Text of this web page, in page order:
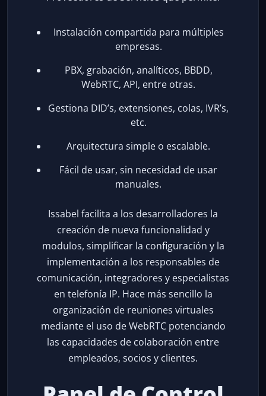
Instalación compartida para múltiples
empresas.
PBX, grabación, analíticos, BBDD,
WebRTC, API, entre otras.
Gestiona DID’s, extensiones, colas, IVR’s,
etc.
Arquitectura simple o escalable.
Fácil de usar, sin necesidad de usar
manuales.
Issabel facilita a los desarrolladores la
creación de nueva funcionalidad y
modulos, simplificar la configuración y la
implementación a los responsables de
comunicación, integradores y especialistas
en telefonía IP. Hace más sencillo la
organización de reuniones virtuales
mediante el uso de WebRTC potenciando
las capacidades de colaboración entre
empleados, socios y clientes.